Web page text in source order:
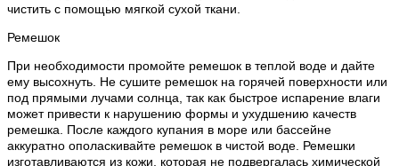
чистить с помощью мягкой сухой ткани.
Ремешок
При необходимости промойте ремешок в теплой воде и дайте
ему высохнуть. Не сушите ремешок на горячей поверхности или
под прямыми лучами солнца, так как быстрое испарение влаги
может привести к нарушению формы и ухудшению качеств
ремешка. После каждого купания в море или бассейне
аккуратно ополаскивайте ремешок в чистой воде. Ремешки
изготавливаются из кожи, которая не подвергалась химической